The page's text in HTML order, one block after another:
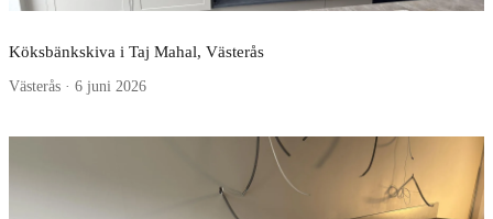
Köksbänkskiva i Taj Mahal, Västerås
Västerås · 6 juni 2026